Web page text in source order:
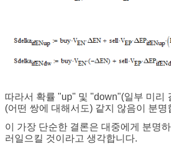
따라서 확률 "up" 및 "down"(일부 미리
(어떤 쌍에 대해서도) 같지 않음이 분명
이 가장 단순한 결론은 대중에게 분명
러일으킬 것이라고 생각합니다.